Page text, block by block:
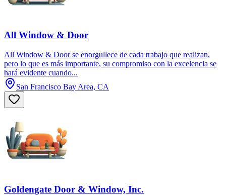
All Window & Door
All Window & Door se enorgullece de cada trabajo que realizan,
pero lo que es más importante, su compromiso con la excelencia se
hará evidente cuando...
San Francisco Bay Area, CA
Goldengate Door & Window, Inc.